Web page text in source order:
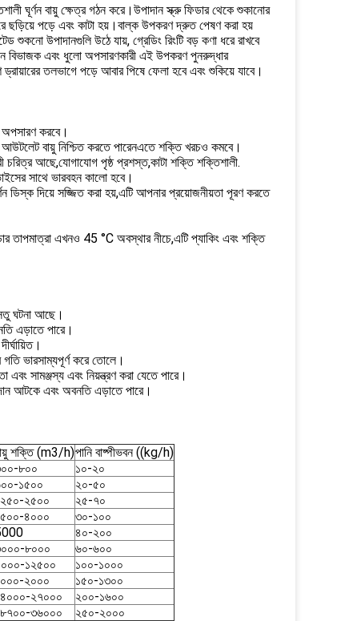
ঘূর্ণন বায়ু ক্ষেত্র গঠন করে।উপাদান স্ক্রু ফিডার থেকে শুকানোর
ছড়িয়ে পড়ে এবং কাটা হয়।বাল্ক উপকরণ দ্রুত পেষণ করা হয়
শুকনো উপাদানগুলি উঠে যায়, গ্রেডিং রিংটি বড় কণা ধরে রাখবে
বিভাজক এবং ধুলো অপসারণকারী এই উপকরণ পুনরুদ্ধার
ড্রায়ারের তলভাগে পড়ে আবার পিষে ফেলা হবে এবং শুকিয়ে যাবে।
অপসারণ করবে।
আউটলেট বায়ু নিশ্চিত করতে পারেনএতে শক্তি খরচও কমবে।
চরিত্র আছে,যোগাযোগ পৃষ্ঠ প্রশস্ত,কাটা শক্তি শক্তিশালী.
সাথে ভারবহন কালো হবে।
ডিস্ক দিয়ে সজ্জিত করা হয়,এটি আপনার প্রয়োজনীয়তা পূরণ করতে
তাপমাত্রা এখনও 45 °C অবস্থার নীচে,এটি প্যাকিং এবং শক্তি
ঘটনা আছে।
এড়াতে পারে।
গতি ভারসাম্যপূর্ণ করে তোলে।
এবং সামঞ্জস্য এবং নিয়ন্ত্রণ করা যেতে পারে।
আটকে এবং অবনতি এড়াতে পারে।
শক্তি (m3/h)পানি বাষ্পীভবন ((kg/h)
৮০০
১০-২০
১৫০০
২০-৫০
২৫০০
২৫-৭০
৪০০০
৩০-১০০
৪০-২০০
৮০০০
৬০-৬০০
১২৫০০
১০০-১০০০
২০০০
১৫০-১৩০০
২৭০০০
২০০-১৬০০
৩৬০০০ ২৫০-২০০০